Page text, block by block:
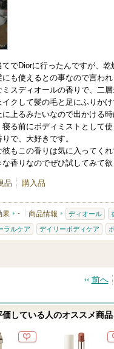
てでDiorに行ったんですが、
も使えるとの事なので言われ
スディオールの香りで、二層
クして髪の毛と足にふりかけ
上るみたいなので出かける時
る前にボディミストとして使
で、大好きです。
もこの香りは気に入ってく
香りなのでぜひ試してみて欲
品 購入品
果 - 商品情報 ディオール
ラルケア デイリーボディケア
前へ
している人のオススメ商